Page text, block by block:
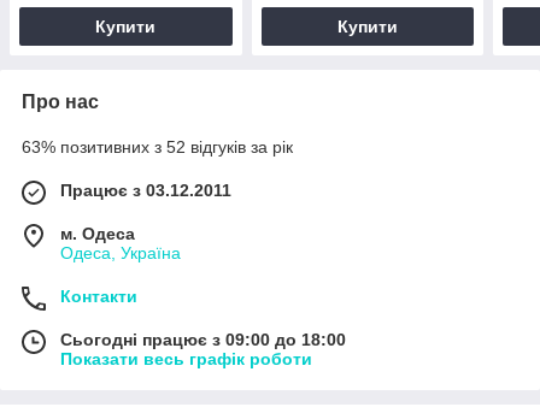
Купити Купити
Про нас
63% позитивних з 52 відгуків за рік
Працює з 03.12.2011
м. Одеса
Одеса, Україна
Контакти
Сьогодні працює з 09:00 до 18:00
Показати весь графік роботи